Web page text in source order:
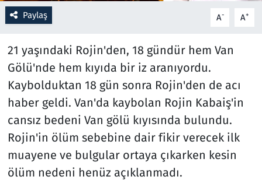
Paylaş A- A+
21 yaşındaki Rojin'den, 18 gündür hem Van
Gölü'nde hem kıyıda bir iz aranıyordu.
Kaybolduktan 18 gün sonra Rojin'den de acı
haber geldi. Van'da kaybolan Rojin Kabaiş'in
cansız bedeni Van gölü kıyısında bulundu.
Rojin'in ölüm sebebine dair fikir verecek ilk
muayene ve bulgular ortaya çıkarken kesin
ölüm nedeni henüz açıklanmadı.
Seçim 2023
Spor
Teknoloji ve Bilim
Televizyon